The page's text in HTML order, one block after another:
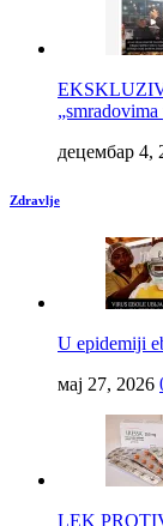
децембар 4,
Zdravlje
U epidemiji
мај 27, 2026
LEK